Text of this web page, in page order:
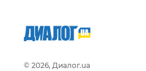
© 2026, Диалог.ua